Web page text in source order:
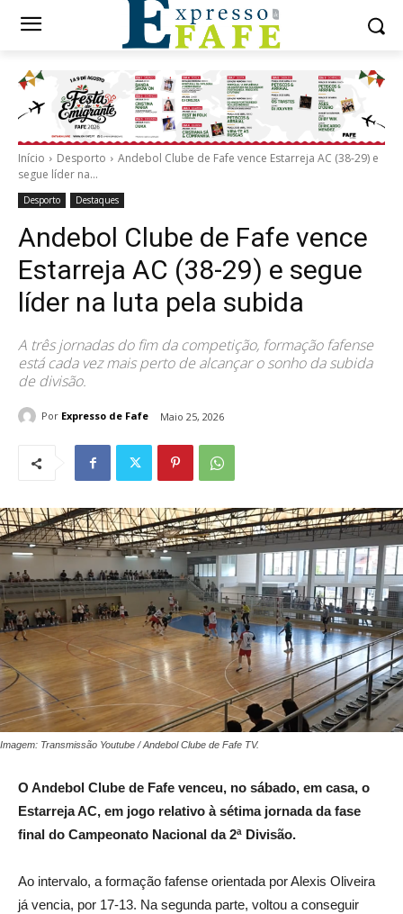
Início Desporto
Andebol Clube de Fafe vence Estarreja AC (38-29) e
segue líder na...
Desporto Destaques
Andebol Clube de Fafe vence
Estarreja AC (38-29) e segue
líder na luta pela subida
A três jornadas do fim da competição, formação fafense
está cada vez mais perto de alcançar o sonho da subida
de divisão.
Por Expresso de Fafe Maio 25, 2026
Imagem: Transmissão Youtube / Andebol Clube de Fafe TV.
O Andebol Clube de Fafe venceu, no sábado, em casa, o
Estarreja AC, em jogo relativo à sétima jornada da fase
final do Campeonato Nacional da 2ª Divisão.
Ao intervalo, a formação fafense orientada por Alexis Oliveira
já vencia, por 17-13. Na segunda parte, voltou a conseguir